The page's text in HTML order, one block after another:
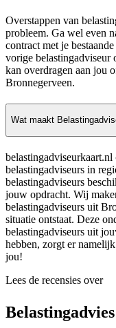
Overstappen van
probleem. Ga wel even
contract met je
vorige belastingadviseur
kan overdragen aan jou
Bronnegerveen.
Wat maakt
belastingadviseurs in
belastingadviseurs
jouw opdracht. Wij
belastingadviseurs uit
situatie ontstaat. Deze
belastingadviseurs uit
hebben, zorgt er
jou!
Lees de recensies over